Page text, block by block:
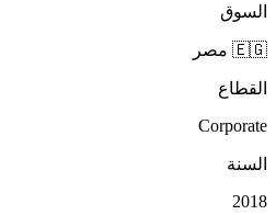
السوق
🇪🇬 مصر
القطاع
Corporate
السنة
2018